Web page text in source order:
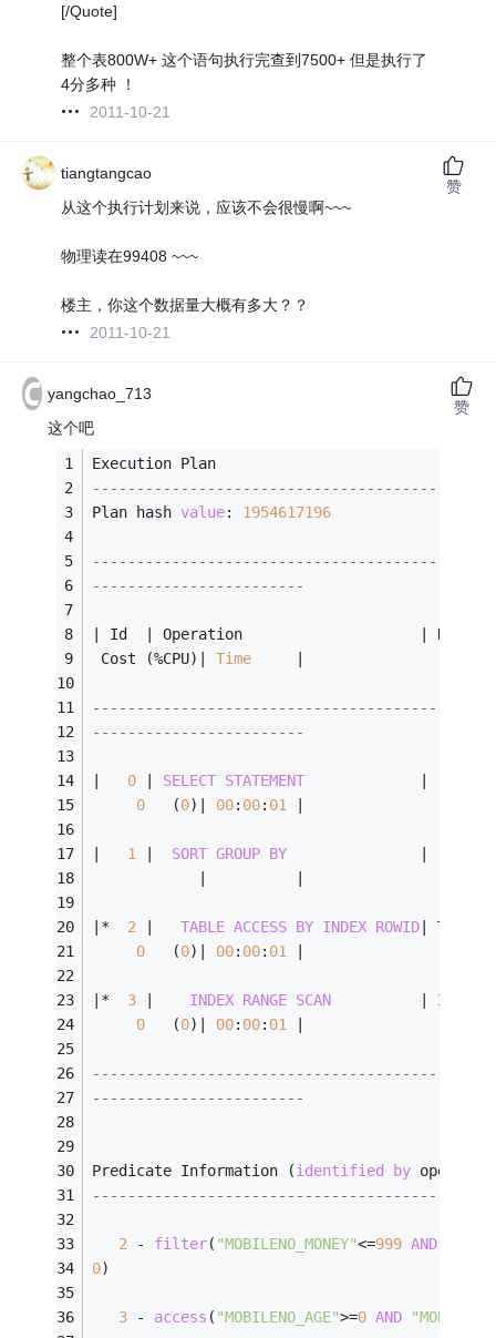
[/Quote]
整个表800W+ 这个语句执行完查到7500+ 但是执行了
4分多种 ！
2011-10-21
tiangtangcao
从这个执行计划来说，应该不会很慢啊~~~
物理读在99408 ~~~
楼主，你这个数据量大概有多大？？
2011-10-21
赞
yangchao_713
这个吧
Execution Plan
Plan hash value: 1954617196
------------------------
Id Operation
Cost (%CPU) Time
------------------------
0 SELECT STATEMENT
0
   (
0) 00: 00: 01
1 SORT GROUP BY
* 2 TABLE ACCESS BY INDEX ROWID
0
   (
0) 00: 00: 01
* 3 INDEX RANGE SCAN
0
   (
0) 00: 00: 01
------------------------
Predicate Information (identified by
2 - filter( "MOBILENO_MONEY"<=999 AND
0)
3 - access ( "MOBILENO_AGE">=0 AND
赞